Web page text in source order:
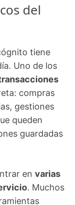
del
tiene
Uno de los
compras
gestiones
queden
guardadas
en varias
. Muchos